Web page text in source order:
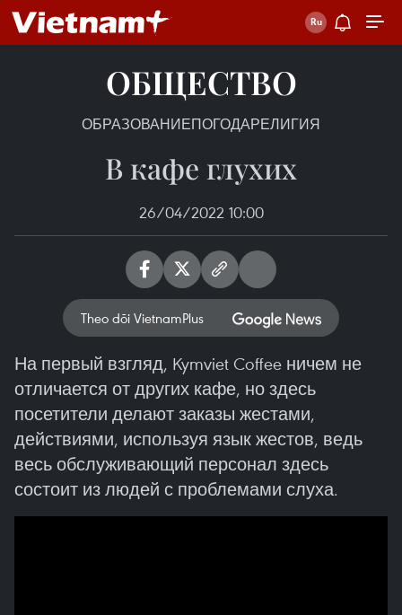
ОБЩЕСТВО
ОБРАЗОВАНИЕПОГОДАРЕЛИГИЯ
В кафе глухих
26/04/2022 10:00
Theo dõi VietnamPlus
На первый взгляд, Kymviet Coffee ничем не
отличается от других кафе, но здесь
посетители делают заказы жестами,
действиями, используя язык жестов, ведь
весь обслуживающий персонал здесь
состоит из людей с проблемами слуха.